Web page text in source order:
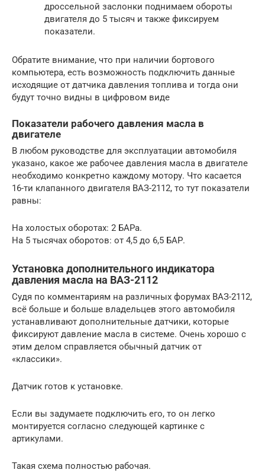
дроссельной заслонки поднимаем обороты
двигателя до 5 тысяч и также фиксируем
показатели.
Обратите внимание, что при наличии бортового
компьютера, есть возможность подключить данные
исходящие от датчика давления топлива и тогда они
будут точно видны в цифровом виде
Показатели рабочего давления масла в
двигателе
В любом руководстве для эксплуатации автомобиля
указано, какое же рабочее давления масла в двигателе
необходимо конкретно каждому мотору. Что касается
16-ти клапанного двигателя ВАЗ-2112, то тут показатели
равны:
На холостых оборотах: 2 БАРа.
На 5 тысячах оборотов: от 4,5 до 6,5 БАР.
Установка дополнительного индикатора
давления масла на ВАЗ-2112
Судя по комментариям на различных форумах ВАЗ-2112,
всё больше и больше владельцев этого автомобиля
устанавливают дополнительные датчики, которые
фиксируют давление масла в системе. Очень хорошо с
этим делом справляется обычный датчик от
«классики».
Датчик готов к установке.
Если вы задумаете подключить его, то он легко
монтируется согласно следующей картинке с
артикулами.
Такая схема полностью рабочая.